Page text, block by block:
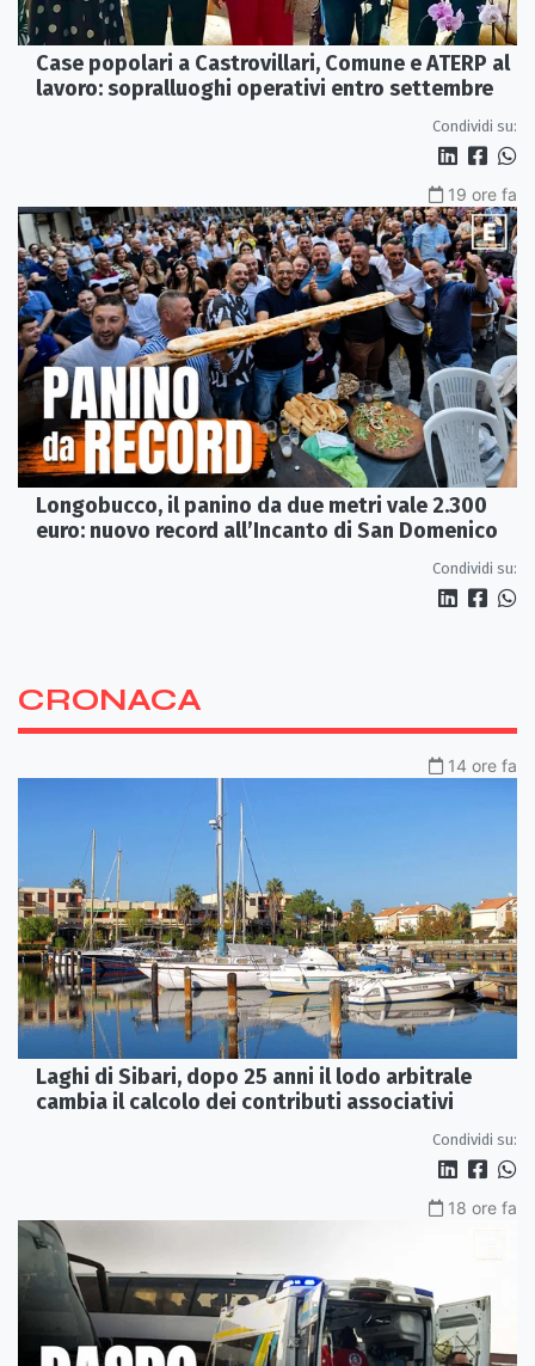
Case popolari a Castrovillari, Comune e ATERP al
lavoro: sopralluoghi operativi entro settembre
Condividi su:
19 ore fa
Longobucco, il panino da due metri vale 2.300
euro: nuovo record all’Incanto di San Domenico
Condividi su:
CRONACA
14 ore fa
Laghi di Sibari, dopo 25 anni il lodo arbitrale
cambia il calcolo dei contributi associativi
Condividi su:
18 ore fa